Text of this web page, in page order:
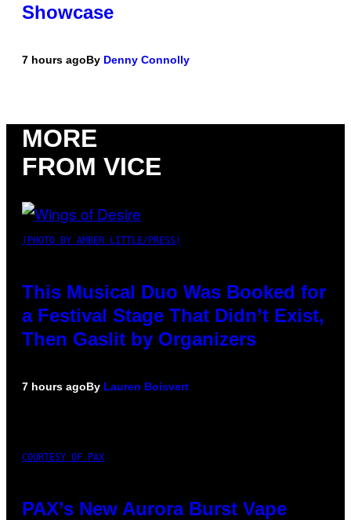
Showcase
7 hours agoBy Denny Connolly
MORE
FROM VICE
(PHOTO BY AMBER LITTLE/PRESS)
This Musical Duo Was Booked for
a Festival Stage That Didn’t Exist,
Then Gaslit by Organizers
7 hours agoBy Lauren Boisvert
COURTESY OF PAX
PAX’s New Aurora Burst Vape